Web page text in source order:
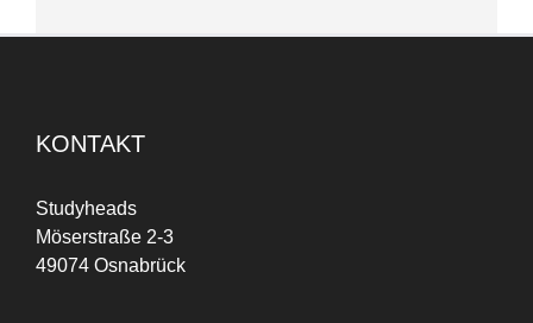
KONTAKT
Studyheads
Möserstraße 2-3
49074 Osnabrück